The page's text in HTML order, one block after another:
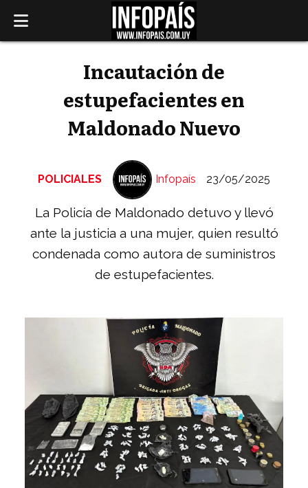
Incautación de
estupefacientes en
Maldonado Nuevo
La Policía de Maldonado detuvo y llevó
ante la justicia a una mujer, quien resultó
condenada como autora de suministros
de estupefacientes.
POLICIALES 23/05/2025
Infopaís